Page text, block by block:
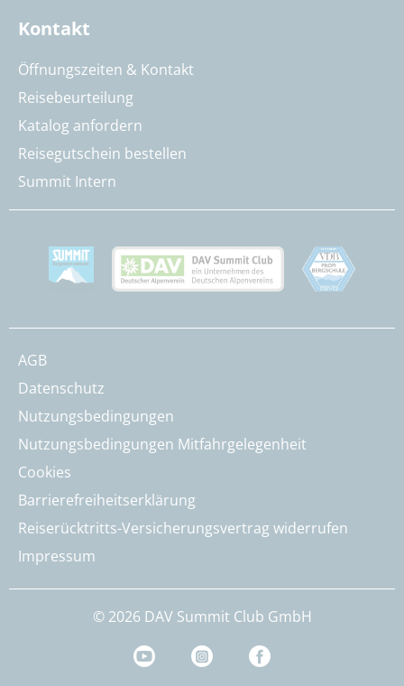
Kontakt
Öffnungszeiten & Kontakt
Reisebeurteilung
Katalog anfordern
Reisegutschein bestellen
Summit Intern
AGB
Datenschutz
Nutzungsbedingungen
Nutzungsbedingungen Mitfahrgelegenheit
Cookies
Barrierefreiheitserklärung
Reiserücktritts-Versicherungsvertrag widerrufen
Impressum
© 2026 DAV Summit Club GmbH